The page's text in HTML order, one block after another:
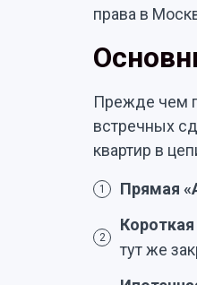
права в
Прежде чем
встречных
квартир в
1 Прямая
2
тут же